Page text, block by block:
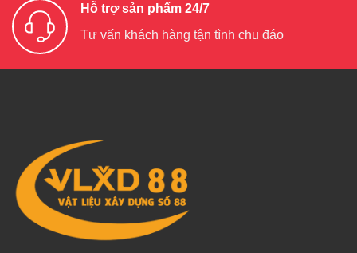
Hỗ trợ sản phẩm 24/7
Tư vấn khách hàng tận tình chu đáo